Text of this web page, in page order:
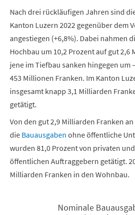
Nach drei rückläufigen Jahren sind
Kanton Luzern 2022 gegenüber dem
angestiegen (+6,8%). Dabei nahmen
Hochbau um 10,2 Prozent auf gut 2,6
jene im Tiefbau sanken hingegen um
453 Millionen Franken. Im Kanton
insgesamt knapp 3,1 Milliarden
getätigt.
Von den gut 2,9 Milliarden Franken an
die Bauausgaben ohne öffentliche
wurden 81,0 Prozent von privaten
öffentlichen Auftraggebern getätigt.
Milliarden Franken in den Wohnbau.
Nominale